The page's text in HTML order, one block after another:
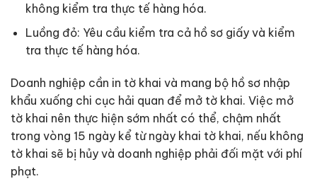
không kiểm tra thực tế hàng hóa.
Luồng đỏ: Yêu cầu kiểm tra cả hồ sơ giấy và kiểm
tra thực tế hàng hóa.
Doanh nghiệp cần in tờ khai và mang bộ hồ sơ nhập
khẩu xuống chi cục hải quan để mở tờ khai. Việc mở
tờ khai nên thực hiện sớm nhất có thể, chậm nhất
trong vòng 15 ngày kể từ ngày khai tờ khai, nếu không
tờ khai sẽ bị hủy và doanh nghiệp phải đối mặt với phí
phạt.